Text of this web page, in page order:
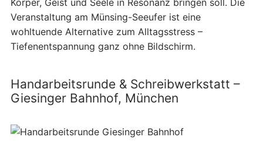
Veranstaltung am Münsing-Seeufer ist eine
wohltuende Alternative zum Alltagsstress –
Tiefenentspannung ganz ohne Bildschirm.
Handarbeitsrunde & Schreibwerkstatt –
Giesinger Bahnhof, München